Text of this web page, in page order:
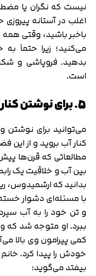
نیست که نگران یا
اغلب در آستانه
باخبر باشید، وقتی همه
می‌کنید؛ زیرا حتماً
بدهید. فروپاشی و
است.
5. برای نوشتن کنار آب بروید
می‌توانید برای
کنار آب بروید و از این
مطالعاتی که قرن‌ها
بین آب و خلاقیت یک
بدانید که ارشمیدوس،
با مسئله‌ای دشوار
و تن خود را به آب
ببرد. او متوجه شد که
کمی پیرامون وی بالا
خودش را پیدا کرد.
بیفتد می‌گوید: